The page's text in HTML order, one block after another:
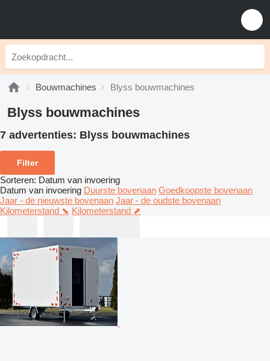
Bouwmachines Blyss bouwmachines
Blyss bouwmachines
7 advertenties: Blyss bouwmachines
Filter
Sorteren: Datum van invoering
Datum van invoering Duurste bovenaan Goedkoopste bovenaan
Jaar - de nieuwste bovenaan Jaar - de oudste bovenaan
Kilometerstand ⬊ Kilometerstand ⬈